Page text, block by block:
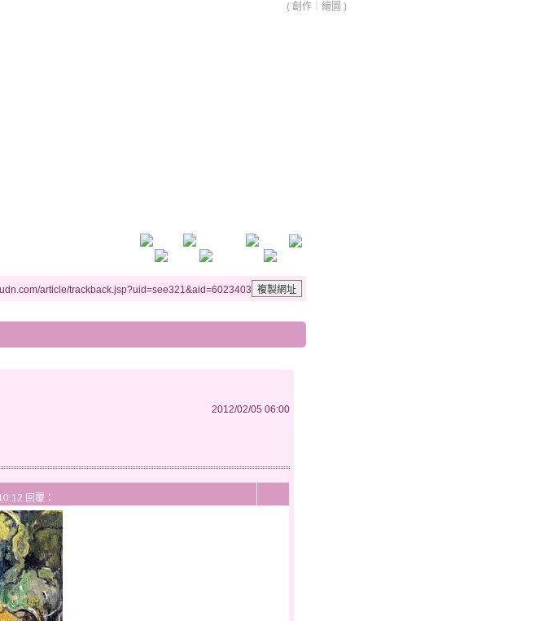
( 創作 繪圖 )
article/trackback.jsp?uid=see321&aid=6023403
2012/02/05 06:00
回覆：